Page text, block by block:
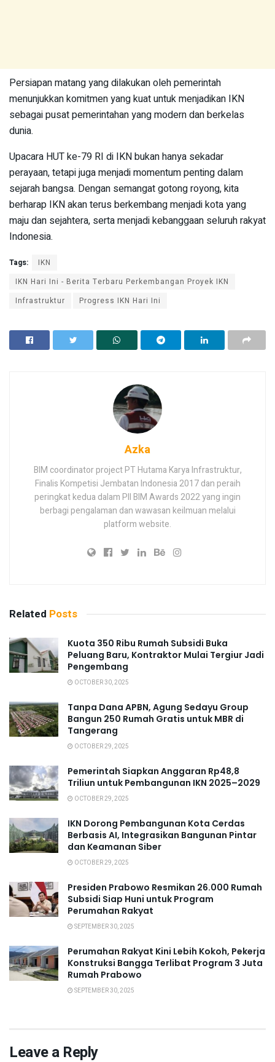
Persiapan matang yang dilakukan oleh pemerintah
menunjukkan komitmen yang kuat untuk menjadikan IKN
sebagai pusat pemerintahan yang modern dan berkelas
dunia.
Upacara HUT ke-79 RI di IKN bukan hanya sekadar
perayaan, tetapi juga menjadi momentum penting dalam
sejarah bangsa. Dengan semangat gotong royong, kita
berharap IKN akan terus berkembang menjadi kota yang
maju dan sejahtera, serta menjadi kebanggaan seluruh rakyat
Indonesia.
Tags:
IKN
IKN Hari Ini - Berita Terbaru Perkembangan Proyek IKN
Infrastruktur
Progress IKN Hari Ini
Azka
BIM coordinator project PT Hutama Karya Infrastruktur,
Finalis Kompetisi Jembatan Indonesia 2017 dan peraih
peringkat kedua dalam PII BIM Awards 2022 yang ingin
berbagi pengalaman dan wawasan keilmuan melalui
platform website.
Related Posts
Kuota 350 Ribu Rumah Subsidi Buka
Peluang Baru, Kontraktor Mulai Tergiur Jadi
Pengembang
OCTOBER 30, 2025
Tanpa Dana APBN, Agung Sedayu Group
Bangun 250 Rumah Gratis untuk MBR di
Tangerang
OCTOBER 29, 2025
Pemerintah Siapkan Anggaran Rp48,8
Triliun untuk Pembangunan IKN 2025–2029
OCTOBER 29, 2025
IKN Dorong Pembangunan Kota Cerdas
Berbasis AI, Integrasikan Bangunan Pintar
dan Keamanan Siber
OCTOBER 29, 2025
Presiden Prabowo Resmikan 26.000 Rumah
Subsidi Siap Huni untuk Program
Perumahan Rakyat
SEPTEMBER 30, 2025
Perumahan Rakyat Kini Lebih Kokoh, Pekerja
Konstruksi Bangga Terlibat Program 3 Juta
Rumah Prabowo
SEPTEMBER 30, 2025
Leave a Reply